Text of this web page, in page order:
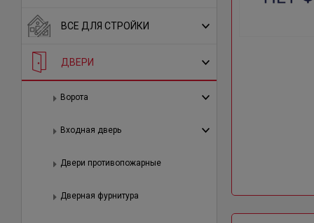
ВСЕ ДЛЯ СТРОЙКИ
ДВЕРИ
Ворота
Входная дверь
Двери противопожарные
Дверная фурнитура